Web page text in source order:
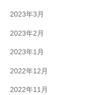
2023年3月
2023年2月
2023年1月
2022年12月
2022年11月